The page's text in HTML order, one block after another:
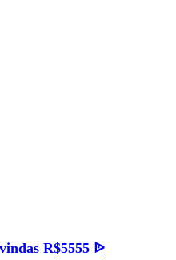
R$5555 ᐉ